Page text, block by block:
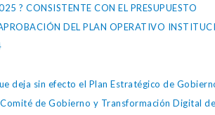
? CONSISTENTE CON EL PRESUPUESTO
DEL PLAN OPERATIVO
deja sin efecto el Plan Estratégico de
de Gobierno y Transformación Digital